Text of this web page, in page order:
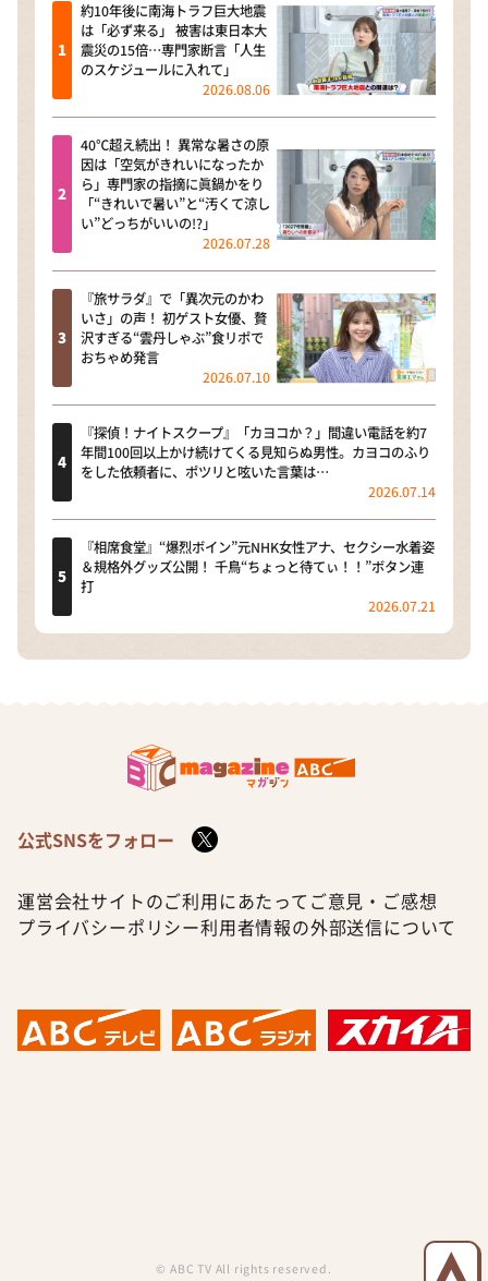
約10年後に南海トラフ巨大地震
は「必ず来る」 被害は東日本大
震災の15倍…専門家断言「人生
のスケジュールに入れて」
2026.08.06
40℃超え続出！ 異常な暑さの原
因は「空気がきれいになったか
ら」専門家の指摘に眞鍋かをり
「“きれいで暑い”と“汚くて涼し
い”どっちがいいの!?」
2026.07.28
『旅サラダ』で「異次元のかわ
いさ」の声！ 初ゲスト女優、贅
沢すぎる“雲丹しゃぶ”食リポで
おちゃめ発言
2026.07.10
『探偵！ナイトスクープ』「カヨコか？」間違い電話を約7
年間100回以上かけ続けてくる見知らぬ男性。カヨコのふり
をした依頼者に、ポツリと呟いた言葉は…
2026.07.14
『相席食堂』“爆烈ボイン”元NHK女性アナ、セクシー水着姿
＆規格外グッズ公開！ 千鳥“ちょっと待てぃ！！”ボタン連
打
2026.07.21
公式SNSをフォロー
運営会社サイトのご利用にあたって ご意見・ご感想
プライバシーポリシー利用者情報の外部送信について
© ABC TV All rights reserved.